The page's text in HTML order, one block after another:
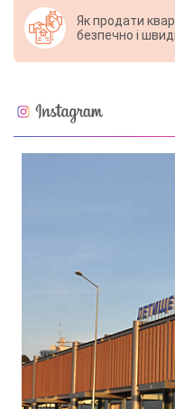
Як продати
безпечно і